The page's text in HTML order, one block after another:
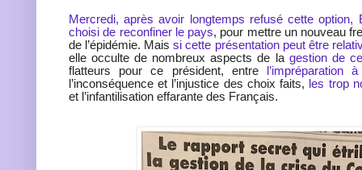
Mercredi, après avoir longtemps refusé cette option,
choisi de reconfiner le pays, pour mettre un nouveau
de l’épidémie. Maissi cette présentation peut être
elle occulte de nombreux aspects de la gestion de
flatteurs pour ce président, entre l’impréparation
l’inconséquence et l’injustice des choix faits, les trop
et l’infantilisation effarante des Français.